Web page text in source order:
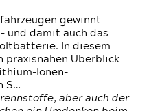
gewinnt
und damit auch das
In diesem
praxisnahen Überblick
Ionen-
S…
aber auch der